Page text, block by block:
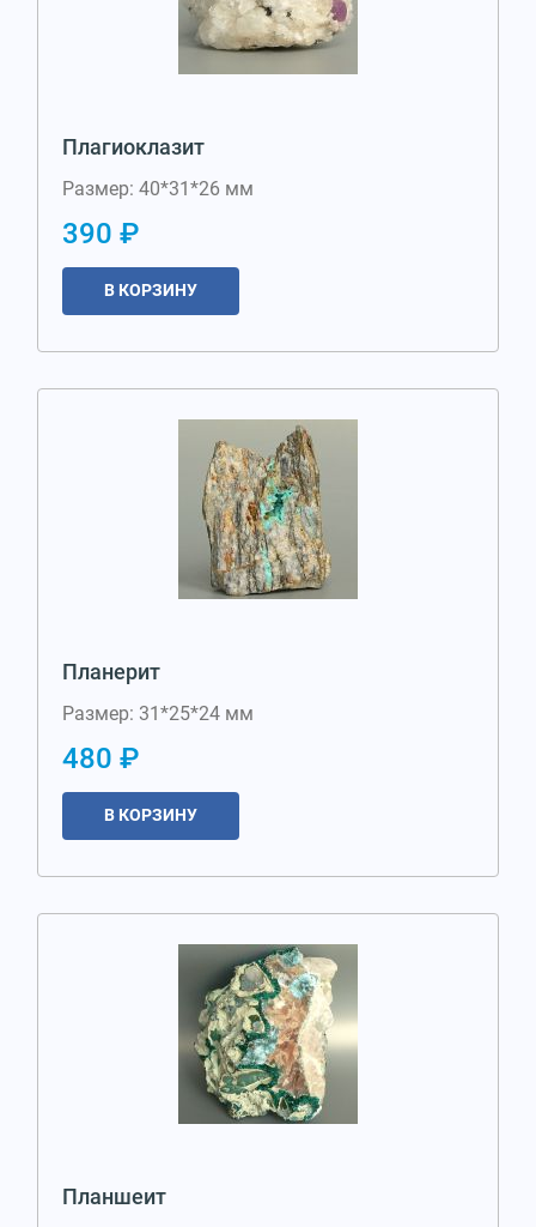
Плагиоклазит
Размер: 40*31*26 мм
390 ₽
В КОРЗИНУ
Планерит
Размер: 31*25*24 мм
480 ₽
В КОРЗИНУ
Планшеит